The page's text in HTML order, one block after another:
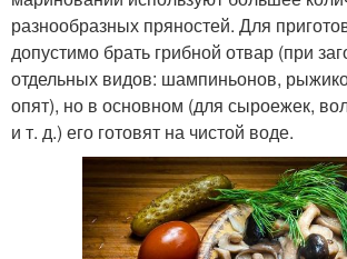
разнообразных пряностей. Для
допустимо брать грибной отвар (при
отдельных видов: шампиньонов,
опят), но в основном (для сыроежек,
и т. д.) его готовят на чистой воде.